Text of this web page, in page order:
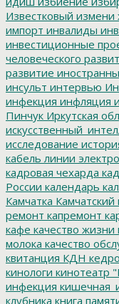
Известковый измени
импорт инвалиды
инвестиционные
человеческого
развитие
инсульт интервью
инфекция инфляция
Пинчук Иркутская
исследование
кабель линии
кадровая чехарда
России календарь
Камчатка Камчатский
ремонт капремонт
кафе качество жизни
молока качество
квитанция КДН
кинологи кинотеатр
инфекция
клубника книга